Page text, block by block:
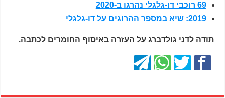
69 רוכבי דו-גלגלי נהרגו ב-2020
2019: שיא במספר ההרוגים על דו-גלגלי
תודה לדני גולדברג על העזרה באיסוף החומרים לכתבה.